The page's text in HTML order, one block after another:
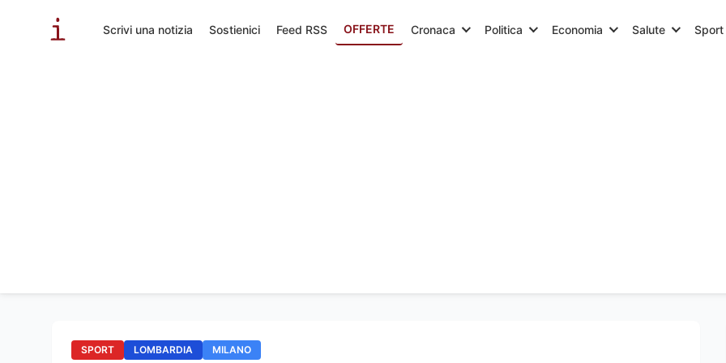
Scrivi una notizia Sostienici Feed RSS OFFERTE Cronaca Politica Economia Salute Sport
SPORT LOMBARDIA MILANO